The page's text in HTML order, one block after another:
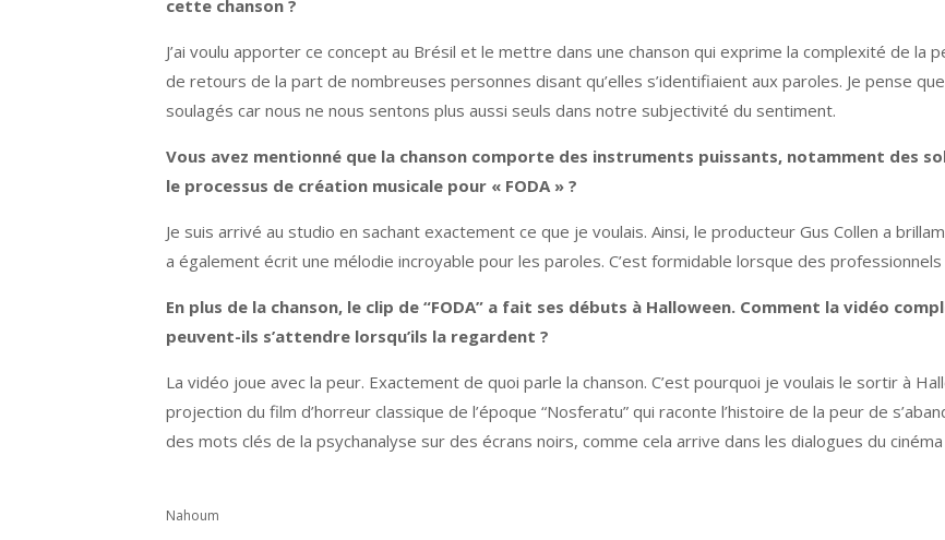
cette chanson ?
J’ai voulu apporter ce concept au Brésil et le mettre dans une chanson qui exprime la complexité de la
de retours de la part de nombreuses personnes disant qu’elles s’identifiaient aux paroles. Je pense
soulagés car nous ne nous sentons plus aussi seuls dans notre subjectivité du sentiment.
Vous avez mentionné que la chanson comporte des instruments puissants, notamment des
le processus de création musicale pour « FODA » ?
Je suis arrivé au studio en sachant exactement ce que je voulais. Ainsi, le producteur Gus Collen a
a également écrit une mélodie incroyable pour les paroles. C’est formidable lorsque des
En plus de la chanson, le clip de “FODA” a fait ses débuts à Halloween. Comment la vidéo
peuvent-ils s’attendre lorsqu’ils la regardent ?
La vidéo joue avec la peur. Exactement de quoi parle la chanson. C’est pourquoi je voulais le sortir à
projection du film d’horreur classique de l’époque “Nosferatu” qui raconte l’histoire de la peur de
des mots clés de la psychanalyse sur des écrans noirs, comme cela arrive dans les dialogues du
Nahoum